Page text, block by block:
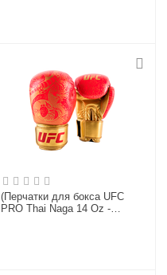
(Перчатки для бокса UFC
PRO Thai Naga 14 Oz -